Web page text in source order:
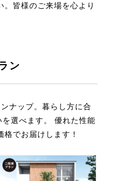
皆様のご来場を心より
ン
ナップ。暮らし方に合
選べます。
優れた性能
格でお届けします！